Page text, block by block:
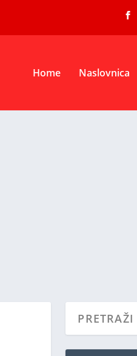
Home Naslovnica